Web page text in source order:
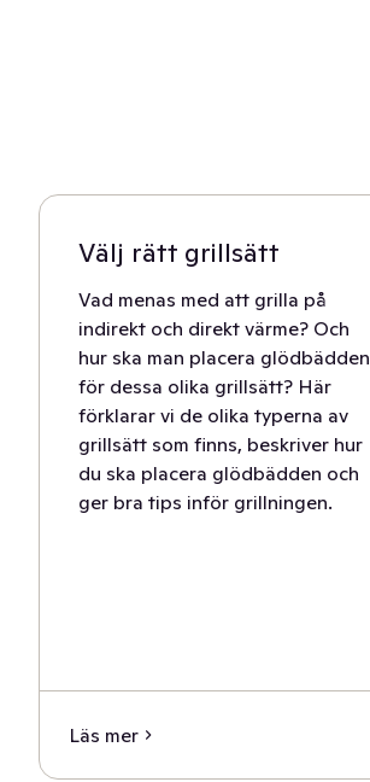
Välj rätt grillsätt
Vad menas med att grilla på
indirekt och direkt värme? Och
hur ska man placera glödbädden
för dessa olika grillsätt? Här
förklarar vi de olika typerna av
grillsätt som finns, beskriver hur
du ska placera glödbädden och
ger bra tips inför grillningen.
Läs mer